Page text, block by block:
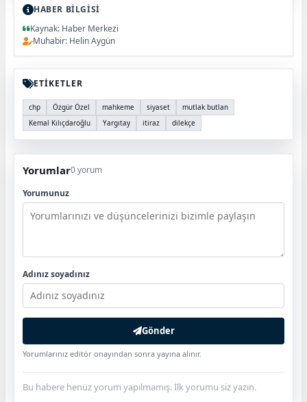
HABER BİLGİSİ
Kaynak: Haber Merkezi
Muhabir: Helin Aygün
ETİKETLER
chp Özgür Özel mahkeme siyaset
mutlak butlan
Kemal Kılıçdaroğlu
Yargıtay itiraz dilekçe
Yorumlar0 yorum
Yorumunuz
Adınız soyadınız
Gönder
Yorumlarınız editör onayından sonra yayına alınır.
Bu habere henüz yorum yapılmamış. İlk yorumu siz yazın.